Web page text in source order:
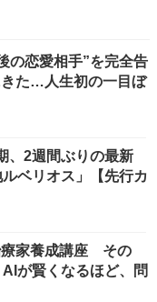
の恋愛相手”を完全告
た…人生初の一目ぼ
、2週間ぶりの最新
ベリオス」【先行カ
療家養成講座 その
が賢くなるほど、問